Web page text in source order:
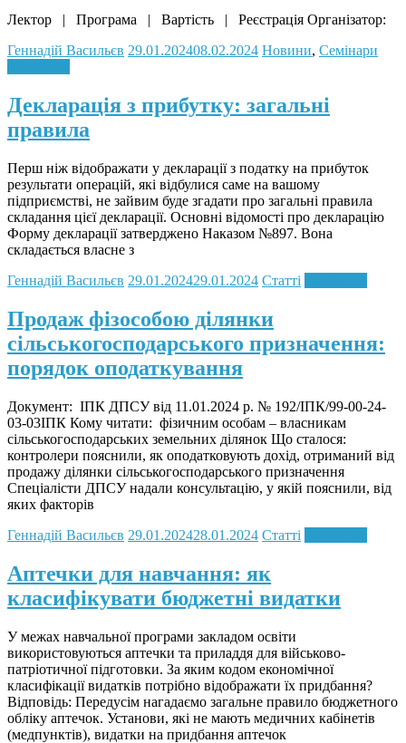
Лектор | Програма | Вартість | Реєстрація Організатор:
Геннадій Васильєв 29.01.202408.02.2024 Новини, Семінари
Декларація з прибутку: загальні
правила
Перш ніж відображати у декларації з податку на прибуток
результати операцій, які відбулися саме на вашому
підприємстві, не зайвим буде згадати про загальні правила
складання цієї декларації. Основні відомості про декларацію
Форму декларації затверджено Наказом №897. Вона
складається власне з
Геннадій Васильєв 29.01.202429.01.2024 Статті
Продаж фізособою ділянки
сільськогосподарського призначення:
порядок оподаткування
Документ: ІПК ДПСУ від 11.01.2024 р. № 192/ІПК/99-00-24-
03-03ІПК Кому читати: фізичним особам – власникам
сільськогосподарських земельних ділянок Що сталося:
контролери пояснили, як оподатковують дохід, отриманий від
продажу ділянки сільськогосподарського призначення
Спеціалісти ДПСУ надали консультацію, у якій пояснили, від
яких факторів
Геннадій Васильєв 29.01.202428.01.2024 Статті
Аптечки для навчання: як
класифікувати бюджетні видатки
У межах навчальної програми закладом освіти
використовуються аптечки та приладдя для військово-
патріотичної підготовки. За яким кодом економічної
класифікації видатків потрібно відображати їх придбання?
Відповідь: Передусім нагадаємо загальне правило бюджетного
обліку аптечок. Установи, які не мають медичних кабінетів
(медпунктів), видатки на придбання аптечок